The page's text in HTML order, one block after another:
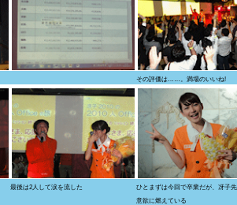
その評価は……。満場のいいね!
最後は2人して涙を流した
ひとまずは今回で卒業だが、冴子
意欲に燃えている